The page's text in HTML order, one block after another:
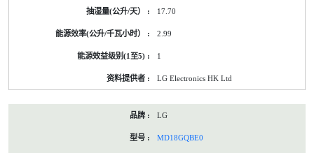
17.70
2.99
1
LG Electronics HK Ltd
LG
MD18GQBE0